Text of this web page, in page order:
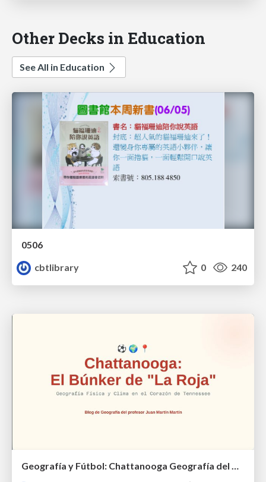
Other Decks in Education
See All in Education
0506
cbtlibrary
0 240
Geografía y Fútbol: Chattanooga Geografía del Búnker de La Roja.